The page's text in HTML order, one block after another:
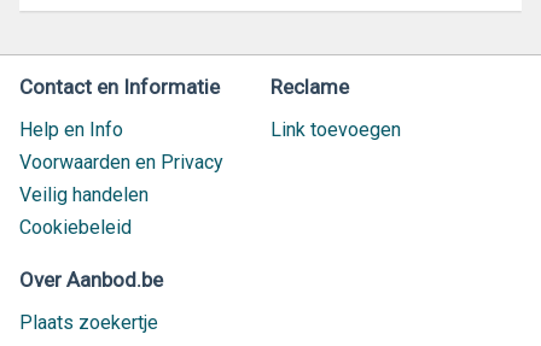
Contact en Informatie
Help en Info
Voorwaarden en Privacy
Veilig handelen
Cookiebeleid
Reclame
Link toevoegen
Over Aanbod.be
Plaats zoekertje